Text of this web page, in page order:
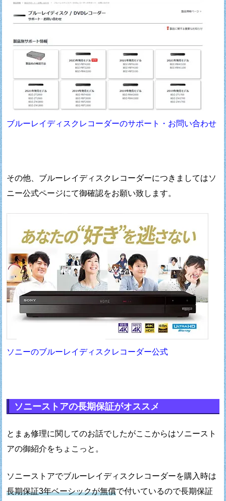
ブルーレイディスクレコーダーのサポート・お問い合わせ
その他、ブルーレイディスクレコーダーにつきましてはソ
ニー公式ページにて御確認をお願い致します。
ソニーのブルーレイディスクレコーダー公式
ソニーストアの長期保証がオススメ
とまぁ修理に関してのお話でしたがここからはソニースト
アの御紹介をちょこっと。
ソニーストアでブルーレイディスクレコーダーを購入時は
長期保証3年ベーシックが無償で付いているので長期保証